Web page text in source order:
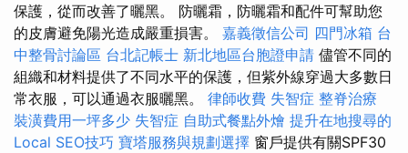
保護，從而改善了曬黑。 防曬霜，防曬霜和配件可幫助您
的皮膚避免陽光造成嚴重損害。 嘉義徵信公司 四門冰箱 台
中整骨討論區 台北記帳士 新北地區台胞證申請 儘管不同的
組織和材料提供了不同水平的保護，但紫外線穿過大多數日
常衣服，可以通過衣服曬黑。 律師收費 失智症 整脊治療
裝潢費用一坪多少 失智症 自助式餐點外燴 提升在地搜尋的
Local SEO技巧 寶塔服務與規劃選擇 窗戶提供有關SPF30